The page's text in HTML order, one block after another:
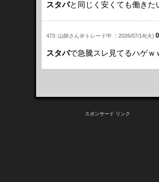
スタバと同じく安くても働きた
473 :山師さん＠トレード中 ：2026/07/14(火)
スタバで急騰スレ見てるハゲｗ
スポンサード リンク